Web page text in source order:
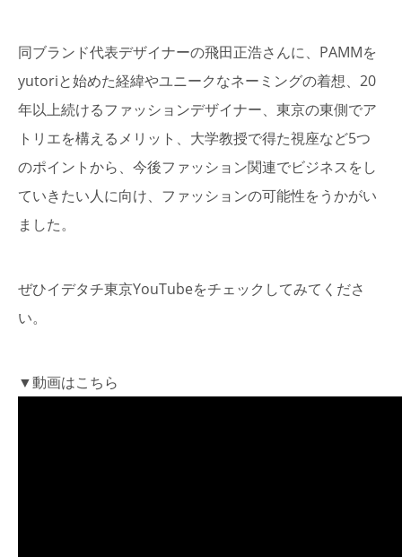
同ブランド代表デザイナーの飛田正浩さんに、 PAMMを
yutoriと始めた経緯やユニークなネーミングの着想、20
年以上続けるファッションデザイナー、東京の東側でア
トリエを構えるメリット、大学教授で得た視座など5つ
のポイントから、今後ファッション関連でビジネスをし
ていきたい人に向け、ファッションの可能性をうかがい
ました。
ぜひイデタチ東京YouTubeをチェックしてみてくださ
い。
▼動画はこちら